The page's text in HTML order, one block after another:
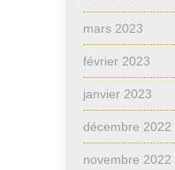
mars 2023
février 2023
janvier 2023
décembre 2022
novembre 2022